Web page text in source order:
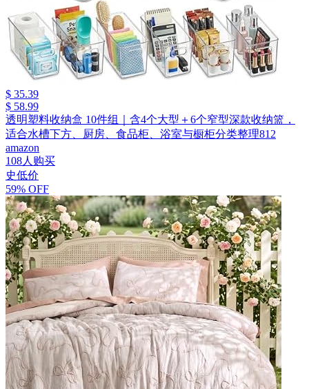
$ 35.39
$ 58.99
透明塑料收纳盒 10件组｜含4个大型＋6个窄型深款收纳篮，
适合水槽下方、厨房、食品柜、浴室与橱柜分类整理812
amazon
108人购买
史低价
59% OFF